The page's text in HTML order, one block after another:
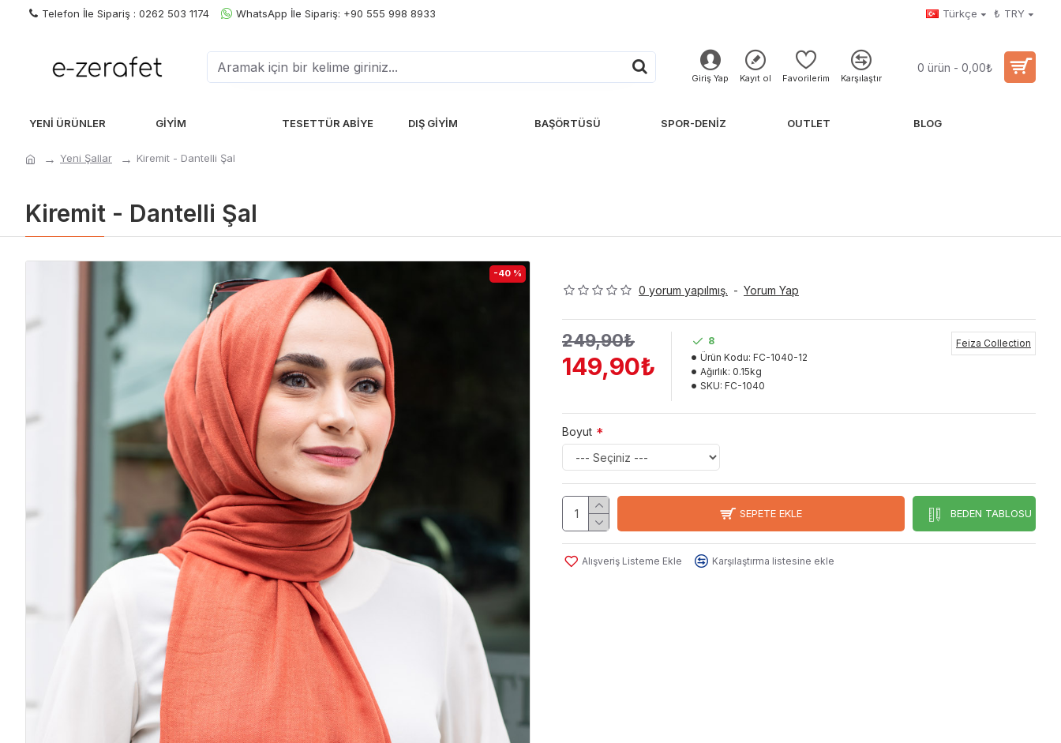
Telefon İle Sipariş : 0262 503 1174 WhatsApp İle Sipariş: +90 555 998 8933 Türkçe ₺ TRY
Giriş Yap Kayıt ol Favorilerim Karşılaştır
0 ürün - 0,00₺
YENI ÜRÜNLER GIYIM TESETTÜR ABIYE DIŞ GIYIM BAŞÖRTÜSÜ SPOR-DENIZ OUTLET BLOG
Yeni Şallar Kiremit - Dantelli Şal
Kiremit - Dantelli Şal
-40 %
0 yorum yapılmış. - Yorum Yap
149,90₺
249,90₺
8
Ürün Kodu: FC-1040-12
Ağırlık: 0.15kg
SKU: FC-1040
Feiza Collection
Boyut
SEPETE EKLE BEDEN TABLOSU
Alışveriş Listeme Ekle Karşılaştırma listesine ekle